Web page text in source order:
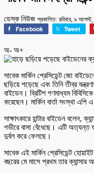
ডেস্ক নিউজ প্রকাশিত: রবিবার, ৯
Facebook Tweet
অ- অ+
সাবেক মার্কিন প্রেসিডেন্ট জো
ছড়িয়ে পড়েছে এবং তিনি তীব্র
বাইডেন। ব্রিটিশ গণমাধ্যম
করেছেন। মার্কিন বার্তা সংস্থা এপি
সাক্ষাৎকারে হান্টার বাইডেন বলেন,
গভীরে বাসা বেঁধেছে। এটি অত্যন্ত
দুর্বল করে ফেলছে।
সাবেক এই মার্কিন প্রেসিডেন্ট
বছরের মে মাসে প্রথম তার